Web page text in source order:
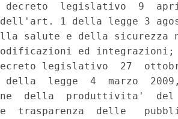
decreto  legislativo  9
dell'art. 1 della legge 3
salute e della
ed
legislativo  27
della  legge  4  marzo
della  produttivita'
trasparenza  delle